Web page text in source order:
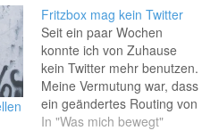
Fritzbox mag kein Twitter
Seit ein paar Wochen
konnte ich von Zuhause
kein Twitter mehr benutzen.
Meine Vermutung war, dass
ein geändertes Routing von
M-Net dies verursacht, weil
In "Was mich bewegt"